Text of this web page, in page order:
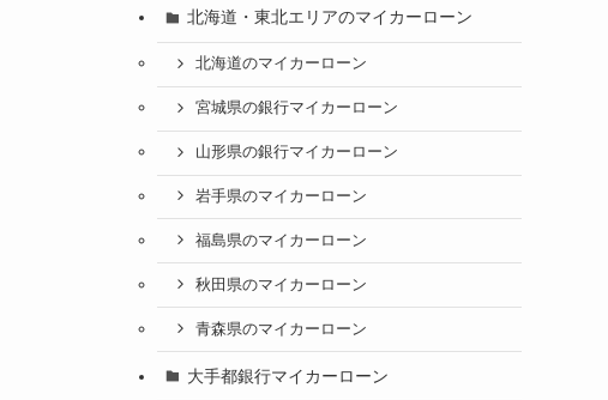
北海道・東北エリアのマイカーローン
北海道のマイカーローン
宮城県の銀行マイカーローン
山形県の銀行マイカーローン
岩手県のマイカーローン
福島県のマイカーローン
秋田県のマイカーローン
青森県のマイカーローン
大手都銀行マイカーローン